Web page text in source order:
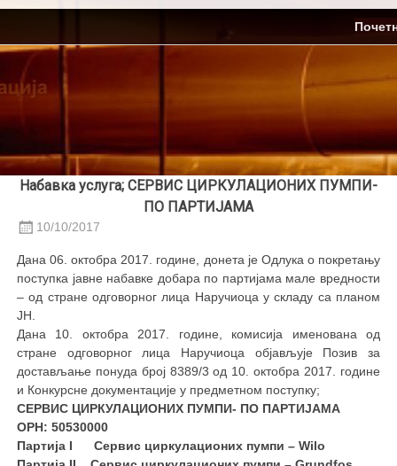
Skip
content
Набавка услуга; СЕРВИС ЦИРКУЛАЦИОНИХ ПУМПИ-
ПО ПАРТИЈАМА
10/10/2017
Дана 06. октобра 2017. године, донета је Одлука о покретању
поступка јавне набавке добара по партијама мале вредности
– од стране одговорног лица Наручиоца у складу са планом
ЈН.
Дана 10. октобра 2017. године, комисија именована од
стране одговорног лица Наручиоца објављује Позив за
достављање понуда број 8389/3 од 10. октобра 2017. године
и Конкурснe документацијe у предметном поступку;
СЕРВИС ЦИРКУЛАЦИОНИХ ПУМПИ- ПО ПАРТИЈАМА
ОРН: 50530000
Партија I Сервис циркулационих пумпи – Wilo